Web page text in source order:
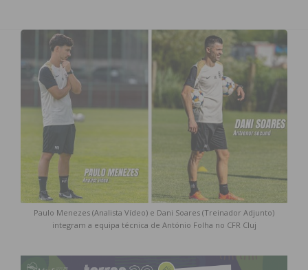
Paulo Menezes (Analista Vídeo) e Dani Soares (Treinador Adjunto)
integram a equipa técnica de António Folha no CFR Cluj